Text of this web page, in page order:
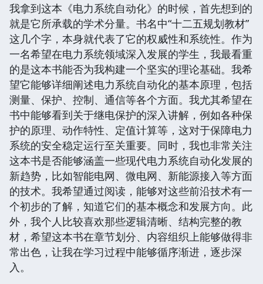
我拿到这本《电力系统自动化》的时候，首先想到的
就是它所承载的学术分量。书名中“十二五规划教材”
这几个字，本身就代表了它的权威性和系统性。作为
一名希望在电力系统领域深入发展的学生，我最看重
的是这本书能否为我构建一个坚实的理论基础。我希
望它能够详细阐述电力系统自动化的基本原理，包括
测量、保护、控制、通信等各个方面。我尤其希望在
书中能够看到关于继电保护的深入讲解，例如各种保
护的原理、动作特性、定值计算等，这对于保障电力
系统的安全稳定运行至关重要。同时，我也非常关注
这本书是否能够涵盖一些现代电力系统自动化发展的
新趋势，比如智能电网、微电网、新能源接入等方面
的技术。我希望通过阅读，能够对这些前沿技术有一
个初步的了解，知道它们的基本概念和发展方向。此
外，我个人比较喜欢那些逻辑清晰、结构完整的教
材，希望这本书在章节划分、内容组织上能够做得非
常出色，让我在学习过程中能够循序渐进，逐步深
入。